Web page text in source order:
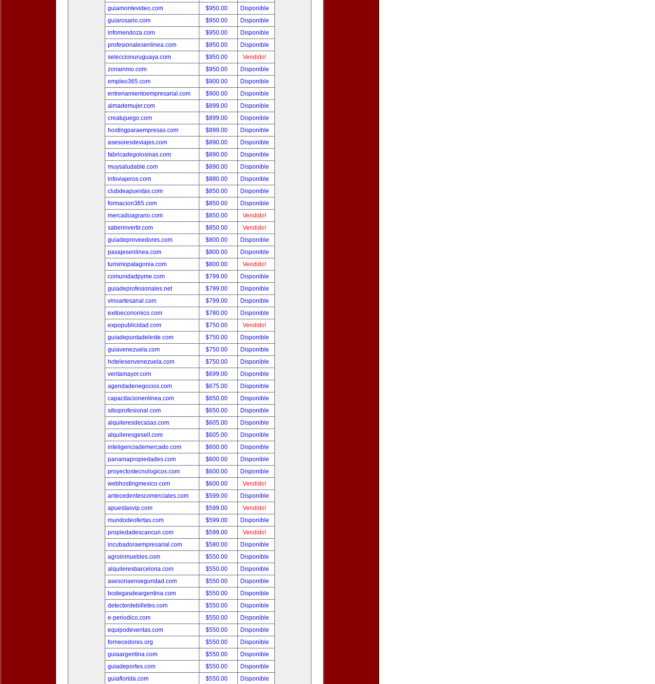
guiamontevideo.com
$950.00
Disponible
guiarosario.com
$950.00
Disponible
infomendoza.com
$950.00
Disponible
profesionalesenlinea.com
$950.00
Disponible
seleccionuruguaya.com
$950.00
Vendido!
zonainmo.com
$950.00
Disponible
empleo365.com
$900.00
Disponible
entrenamientoempresarial.com
$900.00
Disponible
almademujer.com
$899.00
Disponible
creatujuego.com
$899.00
Disponible
hostingparaempresas.com
$899.00
Disponible
asesoresdeviajes.com
$890.00
Disponible
fabricadegolosinas.com
$890.00
Disponible
muysaludable.com
$890.00
Disponible
infoviajeros.com
$880.00
Disponible
clubdeapuestas.com
$850.00
Disponible
formacion365.com
$850.00
Disponible
mercadoagrario.com
$850.00
Vendido!
saberinvertir.com
$850.00
Vendido!
guiadeproveedores.com
$800.00
Disponible
pasajesenlinea.com
$800.00
Disponible
turismopatagonia.com
$800.00
Vendido!
comunidadpyme.com
$799.00
Disponible
guiadeprofesionales.net
$799.00
Disponible
vinoartesanal.com
$799.00
Disponible
exitoeconomico.com
$780.00
Disponible
expopublicidad.com
$750.00
Vendido!
guiadepuntadeleste.com
$750.00
Disponible
guiavenezuela.com
$750.00
Disponible
hotelesenvenezuela.com
$750.00
Disponible
ventamayor.com
$699.00
Disponible
agendadenegocios.com
$675.00
Disponible
capacitacionenlinea.com
$650.00
Disponible
sitioprofesional.com
$650.00
Disponible
alquileresdecasas.com
$605.00
Disponible
alquileresgesell.com
$605.00
Disponible
inteligenciademercado.com
$600.00
Disponible
panamapropiedades.com
$600.00
Disponible
proyectostecnologicos.com
$600.00
Disponible
webhostingmexico.com
$600.00
Vendido!
antecedentescomerciales.com
$599.00
Disponible
apuestasvip.com
$599.00
Vendido!
mundodeofertas.com
$599.00
Disponible
propiedadescancun.com
$599.00
Vendido!
incubadoraempresarial.com
$580.00
Disponible
agroinmuebles.com
$550.00
Disponible
alquileresbarcelona.com
$550.00
Disponible
asesoriaenseguridad.com
$550.00
Disponible
bodegasdeargentina.com
$550.00
Disponible
detectordebilletes.com
$550.00
Disponible
e-periodico.com
$550.00
Disponible
equipodeventas.com
$550.00
Disponible
fornecedores.org
$550.00
Disponible
guiaargentina.com
$550.00
Disponible
guiadeportes.com
$550.00
Disponible
guiaflorida.com
$550.00 Disponible